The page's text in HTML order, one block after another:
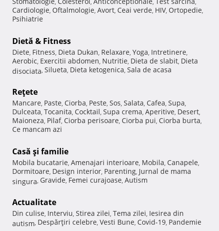
, , , ,
Cardiologie, Oftalmologie, Avort, Ceai verde, HIV, Ortopedie,
Psihiatrie
Dietă & Fitness
Diete, Fitness, Dieta Dukan, Relaxare, Yoga, Intretinere,
Aerobic, Exercitii abdomen, Nutritie, Dieta de slabit, Dieta
disociata, Silueta, Dieta ketogenica, Sala de acasa
Reţete
Mancare, Paste, Ciorba, Peste, Sos, Salata, Cafea, Supa,
Dulceata, Tocanita, Cocktail, Supa crema, Aperitive, Desert,
Maioneza, Pilaf, Ciorba perisoare, Ciorba pui, Ciorba burta,
Ce mancam azi
Casă şi familie
Mobila bucatarie, Amenajari interioare, Mobila, Canapele,
Dormitoare, Design interior, Parenting, Jurnal de mama
singura, Gravide, Femei curajoase, Autism
Actualitate
Din culise, Interviu, Stirea zilei, Tema zilei, Iesirea din
autism, Despărţiri celebre, Vesti Bune, Covid-19, Pandemie